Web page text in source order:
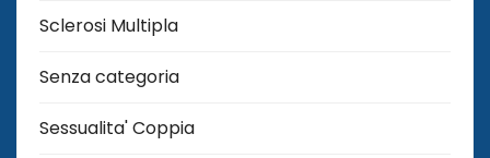
Sclerosi Multipla
Senza categoria
Sessualita' Coppia